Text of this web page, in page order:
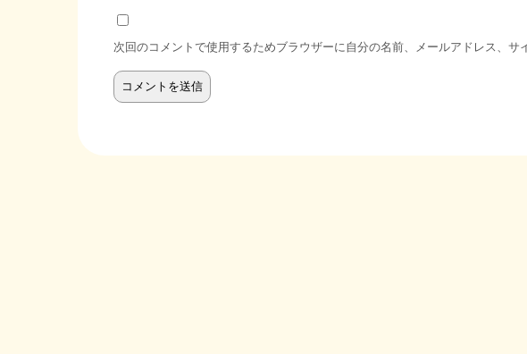
次回のコメントで使用するためブラウザーに自分の名前、メールアドレス、サ